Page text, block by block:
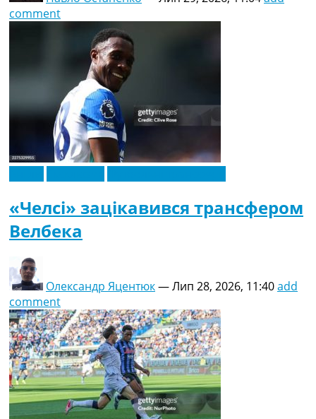
comment
«Челсі» зацікавився трансфером
Велбека
Олександр Яцентюк—Лип 28, 2026, 11:40add
comment